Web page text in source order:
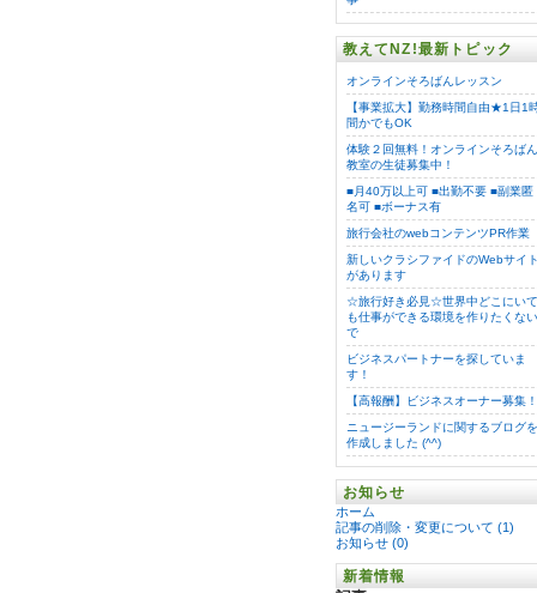
教えてNZ!最新トピック
オンラインそろばんレッスン
【事業拡大】勤務時間自由★1日1
間かでもOK
体験２回無料！オンラインそろばん
教室の生徒募集中！
■月40万以上可 ■出勤不要 ■副業匿
名可 ■ボーナス有
旅行会社のwebコンテンツPR作業
新しいクラシファイドのWebサイト
があります
☆旅行好き必見☆世界中どこにいて
も仕事ができる環境を作りたくない
で
ビジネスパートナーを探していま
す！
【高報酬】ビジネスオーナー募集！
ニュージーランドに関するブログを
作成しました (^^)
お知らせ
ホーム
記事の削除・変更について (1)
お知らせ (0)
新着情報